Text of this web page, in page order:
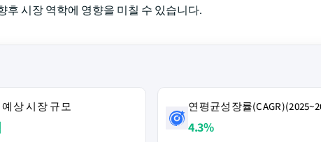
후 시장 역학에 영향을 미칠 수 있습니다.
예상 시장 규모 연평균성장률
4.3%